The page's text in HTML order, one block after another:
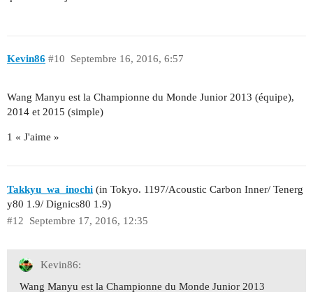
Kevin86 Septembre 16, 2016, 6:57
#10
Wang Manyu est la Championne du Monde Junior 2013 (équipe),
2014 et 2015 (simple)
1 « J'aime »
Takkyu_wa_inochi (in Tokyo. 1197/Acoustic Carbon Inner/ Tenerg
y80 1.9/ Dignics80 1.9)
Septembre 17, 2016, 12:35
#12
Kevin86:
Wang Manyu est la Championne du Monde Junior 2013